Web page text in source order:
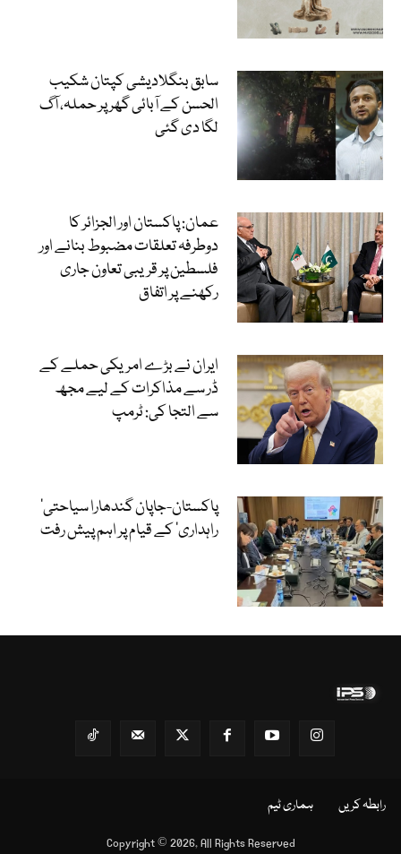
سابق بنگلادیشی کپتان شکیب
الحسن کے آبائی گھر پر حملہ، آگ
لگا دی گئی
عمان: پاکستان اور الجزائر کا
دوطرفہ تعلقات مضبوط بنانے اور
فلسطین پر قریبی تعاون جاری
رکھنے پر اتفاق
ایران نے بڑے امریکی حملے کے
ڈر سے مذاکرات کے لیے مجھ
سے التجا کی: ٹرمپ
‘پاکستان-جاپان گندھارا سیاحتی
راہداری’ کے قیام پر اہم پیش رفت
Copyright © 2026, All Rights Reserved
رابطہ کریں ہماری ٹیم